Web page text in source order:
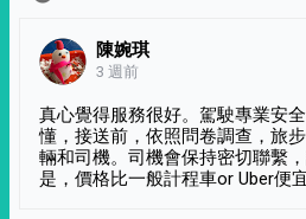
陳婉琪
3 週前
真心覺得服務很好。駕駛專業安
懂，接送前，依照問卷調查，旅
輛和司機。司機會保持密切聯繫
是，價格比一般計程車or Uber便